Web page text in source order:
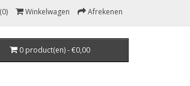
Winkelwagen Afrekenen
0 product(en) - €0,00